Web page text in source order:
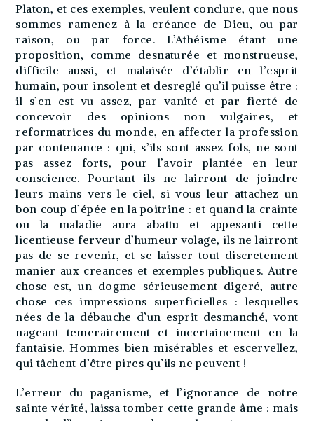
Platon, et ces exemples, veulent conclure, que nous
sommes ramenez à la créance de Dieu, ou par
raison, ou par force. L’Athéisme étant une
proposition, comme desnaturée et monstrueuse,
difficile aussi, et malaisée d’établir en l’esprit
humain, pour insolent et desreglé qu’il puisse être :
il s’en est vu assez, par vanité et par fierté de
concevoir des opinions non vulgaires, et
reformatrices du monde, en affecter la profession
par contenance : qui, s’ils sont assez fols, ne sont
pas assez forts, pour l’avoir plantée en leur
conscience. Pourtant ils ne lairront de joindre
leurs mains vers le ciel, si vous leur attachez un
bon coup d’épée en la poitrine : et quand la crainte
ou la maladie aura abattu et appesanti cette
licentieuse ferveur d’humeur volage, ils ne lairront
pas de se revenir, et se laisser tout discretement
manier aux creances et exemples publiques. Autre
chose est, un dogme sérieusement digeré, autre
chose ces impressions superficielles : lesquelles
nées de la débauche d’un esprit desmanché, vont
nageant temerairement et incertainement en la
fantaisie. Hommes bien misérables et escervellez,
qui tâchent d’être pires qu’ils ne peuvent !
L’erreur du paganisme, et l’ignorance de notre
sainte vérité, laissa tomber cette grande âme : mais